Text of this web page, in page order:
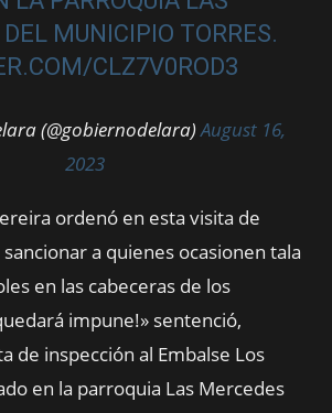
MUNICIPIO TORRES.
CLZ7V0ROD3
(@gobiernodelara)August 16,
2023
ordenó en esta visita de
a quienes ocasionen tala
en las cabeceras de los
impune!» sentenció,
de inspección al Embalse Los
en la parroquia Las Mercedes